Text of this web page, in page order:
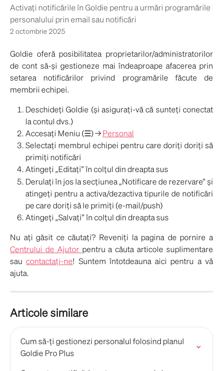
Activați notificările în Goldie pentru a urmări programările
personalului prin email sau notificări
2 octombrie 2025
Goldie oferă posibilitatea proprietarilor/administratorilor
de cont să-și gestioneze mai îndeaproape afacerea prin
setarea notificărilor privind programările făcute de
membrii echipei.
Deschideți Goldie (și asigurați-vă că sunteți conectat
la contul dvs.)
Accesați Meniu (☰) →Personal
Selectați membrul echipei pentru care doriți doriți să
primiți notificări
Atingeți „Editați” în colțul din dreapta sus
Derulați în jos la secțiunea „Notificare de rezervare” și
atingeți pentru a activa/dezactiva tipurile de notificări
pe care doriți să le primiți (e-mail/push)
Atingeți „Salvați” în colțul din dreapta sus
Nu ați găsit ce căutați? Reveniți la pagina de pornire a
Centrului de Ajutor pentru a căuta articole suplimentare
saucontactați-ne! Suntem întotdeauna aici pentru a vă
ajuta.
Articole similare
Cum să-ți gestionezi personalul folosind planul
Goldie Pro Plus